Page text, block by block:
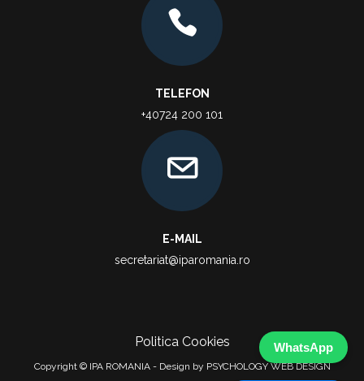
TELEFON
+40724 200 101
E-MAIL
secretariat@iparomania.ro
Politica Cookies
Copyright © IPA ROMANIA - Design by PSYCHOLOGY WEB DESIGN
WhatsApp